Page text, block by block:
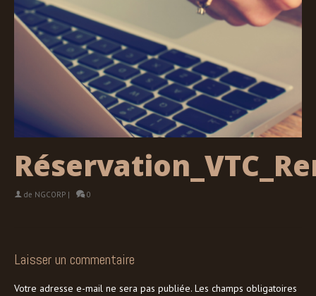
de NGCORP | 0
Laisser un commentaire
Votre adresse e-mail ne sera pas publiée. Les champs obligatoires